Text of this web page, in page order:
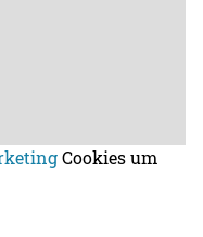
Cookies um